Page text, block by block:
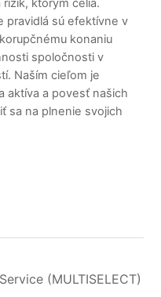
ktorým čelia.
pravidlá sú efektívne v
konaniu
spoločnosti v
Naším cieľom je
aktíva a povesť našich
sa na plnenie svojich
(MULTISELECT)